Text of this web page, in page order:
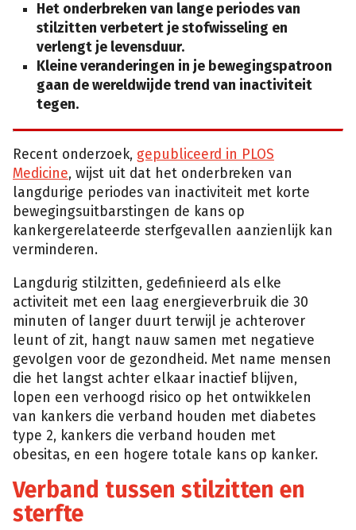
Het onderbreken van lange periodes van
stilzitten verbetert je stofwisseling en
verlengt je levensduur.
Kleine veranderingen in je bewegingspatroon
gaan de wereldwijde trend van inactiviteit
tegen.
Recent onderzoek, gepubliceerd in PLOS
Medicine, wijst uit dat het onderbreken van
langdurige periodes van inactiviteit met korte
bewegingsuitbarstingen de kans op
kankergerelateerde sterfgevallen aanzienlijk kan
verminderen.
Langdurig stilzitten, gedefinieerd als elke
activiteit met een laag energieverbruik die 30
minuten of langer duurt terwijl je achterover
leunt of zit, hangt nauw samen met negatieve
gevolgen voor de gezondheid. Met name mensen
die het langst achter elkaar inactief blijven,
lopen een verhoogd risico op het ontwikkelen
van kankers die verband houden met diabetes
type 2, kankers die verband houden met
obesitas, en een hogere totale kans op kanker.
Verband tussen stilzitten en
sterfte